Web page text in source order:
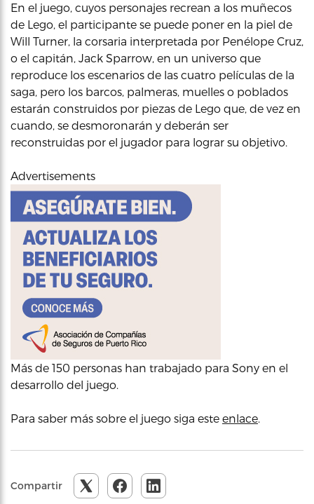
En el juego, cuyos personajes recrean a los muñecos
de Lego, el participante se puede poner en la piel de
Will Turner, la corsaria interpretada por Penélope Cruz,
o el capitán, Jack Sparrow, en un universo que
reproduce los escenarios de las cuatro películas de la
saga, pero los barcos, palmeras, muelles o poblados
estarán construidos por piezas de Lego que, de vez en
cuando, se desmoronarán y deberán ser
reconstruidas por el jugador para lograr su objetivo.
Advertisements
Más de 150 personas han trabajado para Sony en el
desarrollo del juego.
Para saber más sobre el juego siga este enlace.
Compartir